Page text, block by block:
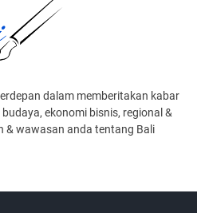
dalam memberitakan kabar
ekonomi bisnis, regional &
& wawasan anda tentang Bali